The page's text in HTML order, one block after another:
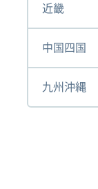
近畿
中国四国
九州沖縄